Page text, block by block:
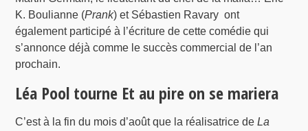
K. Boulianne (Prank) et Sébastien Ravary ont
également participé à l’écriture de cette comédie qui
s’annonce déjà comme le succès commercial de l’an
prochain.
Léa Pool tourne Et au pire on se mariera
C’est à la fin du mois d’août que la réalisatrice deLa